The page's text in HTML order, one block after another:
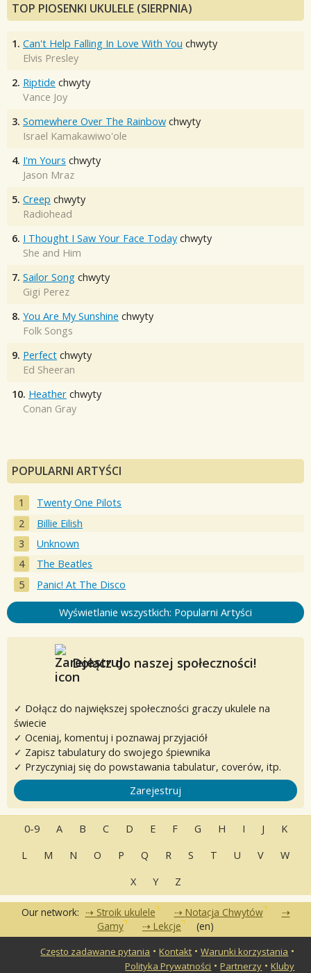
TOP PIOSENKI UKULELE (SIERPNIA)
1. Can't Help Falling In Love With You chwyty
Elvis Presley
2. Riptide chwyty
Vance Joy
3. Somewhere Over The Rainbow chwyty
Israel Kamakawiwo'ole
4. I'm Yours chwyty
Jason Mraz
5. Creep chwyty
Radiohead
6. I Thought I Saw Your Face Today chwyty
She and Him
7. Sailor Song chwyty
Gigi Perez
8. You Are My Sunshine chwyty
Folk Songs
9. Perfect chwyty
Ed Sheeran
10. Heather chwyty
Conan Gray
POPULARNI ARTYŚCI
Twenty One Pilots
Billie Eilish
Unknown
The Beatles
Panic! At The Disco
Wyświetlanie wszystkich: Popularni Artyści
Dołącz do naszej społeczności!
✓ Dołącz do największej społeczności graczy ukulele na
świecie
✓ Oceniaj, komentuj i poznawaj przyjaciół
✓ Zapisz tabulatury do swojego śpiewnika
✓ Przyczyniaj się do powstawania tabulatur, coverów, itp.
Zarejestruj
0-9 A B C D E F G H I J
K
L
M N O P Q R S T U V
W
X
Y Z
Our network: Stroik ukulele
Notacja Chwytów
Gamy
Lekcje (en)
Często zadawane pytania •Kontakt •Warunki korzystania •
Polityka Prywatności •Partnerzy •Kluby